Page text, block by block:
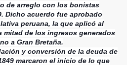
de arreglo con los bonistas
Dicho acuerdo fue aprobado
peruana, la que aplicó al
mitad de los ingresos generados
a Gran Bretaña.
y conversión de la deuda de
marcaron el inicio de lo que